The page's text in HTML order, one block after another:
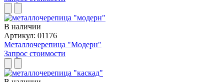
В наличии
Артикул: 01176
Металлочерепица "Модерн"
Запрос стоимости